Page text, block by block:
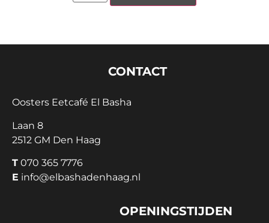
CONTACT
Oosters Eetcafé El Basha
Laan 8
2512 GM Den Haag
T 070 365 7776
E info@elbashadenhaag.nl
OPENINGSTIJDEN